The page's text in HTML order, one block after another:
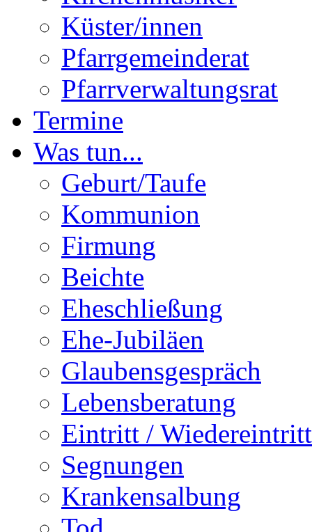
Küster/innen
Pfarrgemeinderat
Pfarrverwaltungsrat
Termine
Was tun...
Geburt/Taufe
Kommunion
Firmung
Beichte
Eheschließung
Ehe-Jubiläen
Glaubensgespräch
Lebensberatung
Eintritt / Wiedereintritt
Segnungen
Krankensalbung